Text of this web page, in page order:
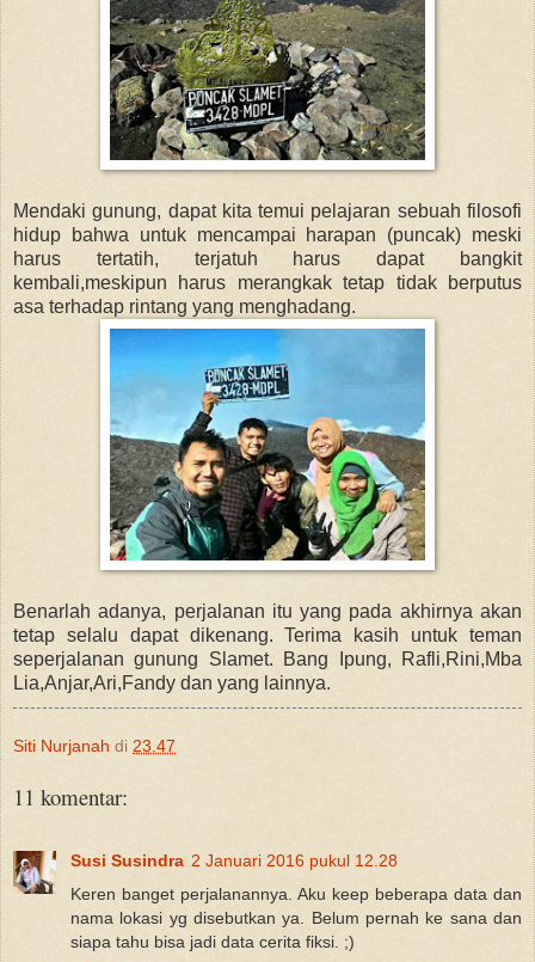
Mendaki gunung, dapat kita temui pelajaran sebuah filosofi
hidup bahwa untuk mencampai harapan (puncak) meski
harus tertatih, terjatuh harus dapat bangkit
kembali,meskipun harus merangkak tetap tidak berputus
asa terhadap rintang yang menghadang.
Benarlah adanya, perjalanan itu yang pada akhirnya akan
tetap selalu dapat dikenang. Terima kasih untuk teman
seperjalanan gunung Slamet. Bang Ipung, Rafli,Rini,Mba
Lia,Anjar,Ari,Fandy dan yang lainnya.
Siti Nurjanah di 23.47
11 komentar:
Susi Susindra 2 Januari 2016 pukul 12.28
Keren banget perjalanannya. Aku keep beberapa data dan
nama lokasi yg disebutkan ya. Belum pernah ke sana dan
siapa tahu bisa jadi data cerita fiksi. ;)